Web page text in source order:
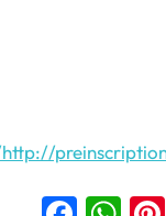
http://